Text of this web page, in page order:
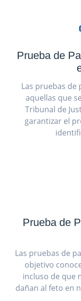
Prueba de
Las pruebas de
aquellas que
Tribunal de
garantizar el
Prueba de
Las pruebas de
objetivo
incluso de que
dañan al feto en